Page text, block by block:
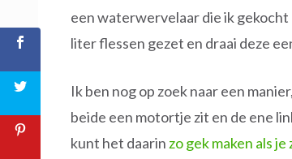
een waterwervelaar die ik
liter flessen gezet en draai deze
Ik ben nog op zoek naar een
beide een motortje zit en de ene
kunt het daarin zo gek maken als